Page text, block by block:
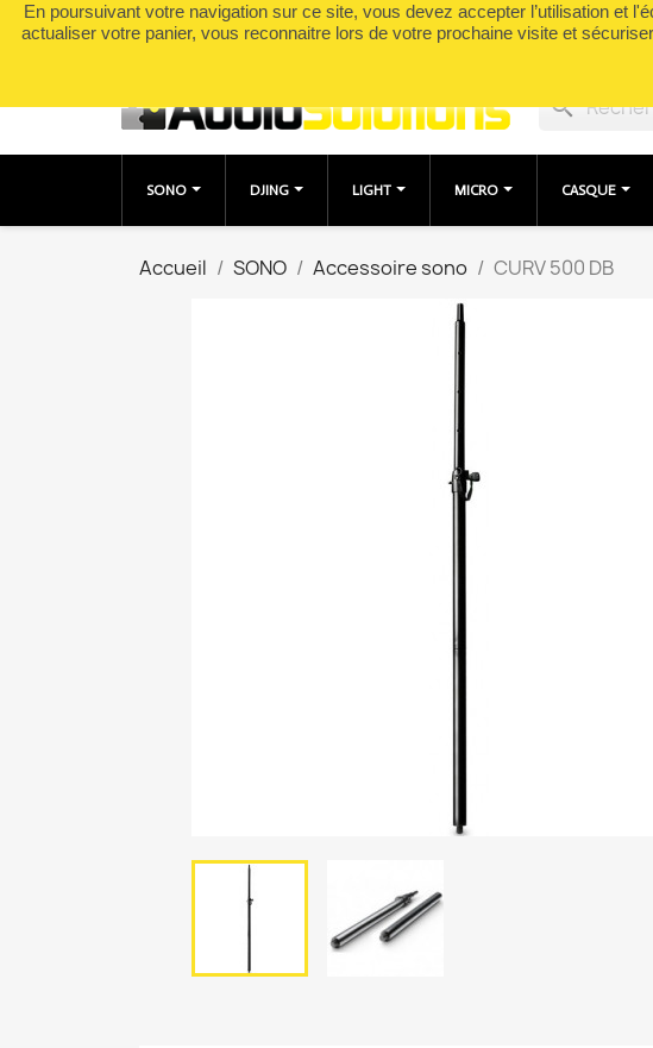
En poursuivant votre navigation sur ce site, vous devez accepter l’utilisation et
actualiser votre panier, vous reconnaitre lors de votre prochaine visite et
Appelez-nous :0490049895
search
SONO DJING LIGHT MICRO CASQUE
Accueil SONO Accessoire sono CURV 500 DB